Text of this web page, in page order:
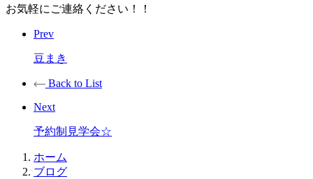
お気軽にご連絡ください！！
Prev
豆まき
Back to List
Next
予約制見学会☆
ホーム
ブログ